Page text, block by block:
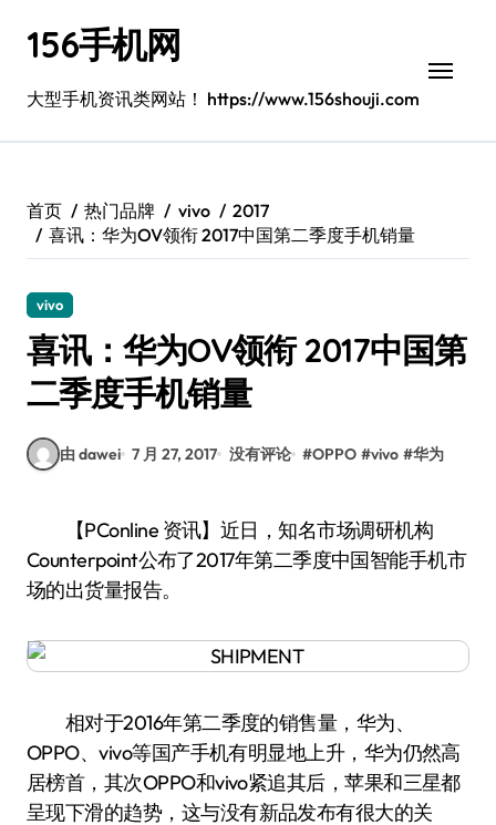
156手机网
大型手机资讯类网站！ https://www.156shouji.com
首页 热门品牌 vivo
2017
喜讯：华为OV领衔 2017中国第二季度手机销量
vivo
喜讯：华为OV领衔 2017中国第
二季度手机销量
由 dawei 7 月 27, 2017 没有评论 #OPPO #vivo #华为
【PConline 资讯】近日，知名市场调研机构
Counterpoint公布了2017年第二季度中国智能手机市
场的出货量报告。
相对于2016年第二季度的销售量，华为、
OPPO、vivo等国产手机有明显地上升，华为仍然高
居榜首，其次OPPO和vivo紧追其后，苹果和三星都
呈现下滑的趋势，这与没有新品发布有很大的关